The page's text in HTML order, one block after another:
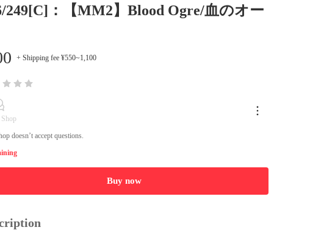
249[C]：【MM2】Blood Ogre/血のオー
+ Shipping fee ¥550~1,100
doesn’t accept questions.
Buy now